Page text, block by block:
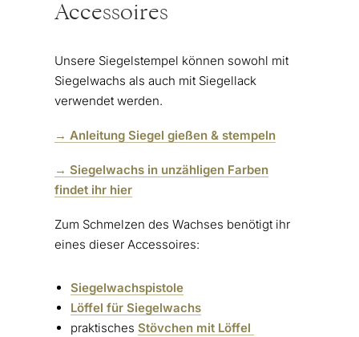
Accessoires
Unsere Siegelstempel können sowohl mit
Siegelwachs als auch mit Siegellack
verwendet werden.
→ Anleitung Siegel gießen & stempeln
→ Siegelwachs in unzähligen Farben
findet ihr hier
Zum Schmelzen des Wachses benötigt ihr
eines dieser Accessoires:
Siegelwachspistole
Löffel für Siegelwachs
praktisches Stövchen mit Löffel